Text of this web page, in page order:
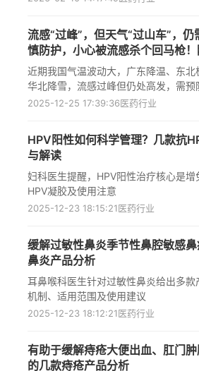
流感“过峰”，但天气“过山车”，仍
慎防护，小心被流感杀个回马枪！
真的来了？
近期我国气温波动大，广东降温、东北
华北降雪，流感过峰但仍处高发，需预
备板蓝根颗粒
2025-12-25 17:39:36医药行业
HPV阳性如何科学管理？几款抗
与解读
妇科医生提醒，HPV阳性治疗核心是
HPV凝胶及使用注意
2025-12-23 18:15:21医药行业
缓解过敏性鼻炎季节性鼻腔敏感
鼻炎产品分析
耳鼻喉科医生针对过敏性鼻炎给出多款
机制、适用范围及使用建议
2025-12-23 18:12:21医药行业
有助于缓解痔疮大便出血、肛门
的几款痔疮产品分析